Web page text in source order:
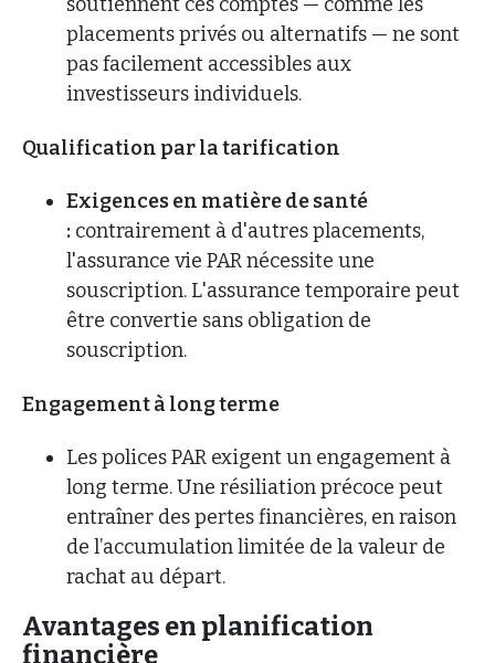
placements privés ou alternatifs — ne sont
pas facilement accessibles aux
investisseurs individuels.
Qualification par la tarification
Exigences en matière de santé
: contrairement à d'autres placements,
l'assurance vie PAR nécessite une
souscription. L'assurance temporaire peut
être convertie sans obligation de
souscription.
Engagement à long terme
Les polices PAR exigent un engagement à
long terme. Une résiliation précoce peut
entraîner des pertes financières, en raison
de l’accumulation limitée de la valeur de
rachat au départ.
Avantages en planification
financière